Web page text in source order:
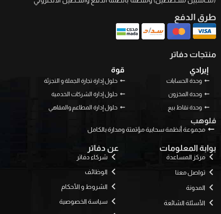
طرق الدفع
منتجات دفاتر
إيرادي
وحدة الحسابات
وحدة المخزون
وحدة نقاط بيع
قوة
حلول إدارة تجارة الجملة و التجزئة
حلول إدارة الشركات الخدمية
حلول إدارة المطاعم والمقاهي
فلوهب
مجموعة أنظمة سحابية مؤتمتة ومدارة بالكامل
بوابة المعلومات
مركز المساعدة
تواصل معنا
المدونة
الأسئلة الشائعة
عن دفاتر
شركاء دفاتر
الوظائف
الشروط و الأحكام
سياسة الخصوصية